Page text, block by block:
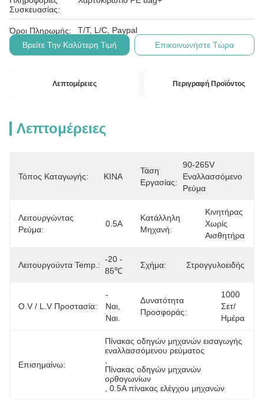
Συσκευασίας:
Όροι Πληρωμής:
T/T, L/C, Paypal
Βρείτε Την Καλύτερη Τιμή
Επικοινωνήστε Τώρα
Λεπτομέρειες Περιγραφή Προϊόντος
Λεπτομέρειες
Τόπος Καταγωγής: ΚΙΝΑ
Τάση
Εργασίας:
90-265V
Εναλλασσόμενο
Ρεύμα
Λειτουργώντας
Ρεύμα:
0.5A
Κατάλληλη
Μηχανή:
Κινητήρας
Χωρίς
Αισθητήρα
Λειτουργούντα Temp.:
-20 -
85℃
Σχήμα: Στρογγυλοειδής
O.V / L.V Προστασία:
-
Ναι,
Ναι.
Δυνατότητα
Προσφοράς:
1000
Σετ/
Ημέρα
Επισημαίνω:
Πίνακας οδηγών μηχανών εισαγωγής
εναλλασσόμενου ρεύματος
Πίνακας οδηγών μηχανών
ορθογωνίων
, 0.5A πίνακας ελέγχου μηχανών